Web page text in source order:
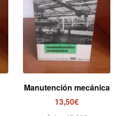
Manutención mecánica
13,50€